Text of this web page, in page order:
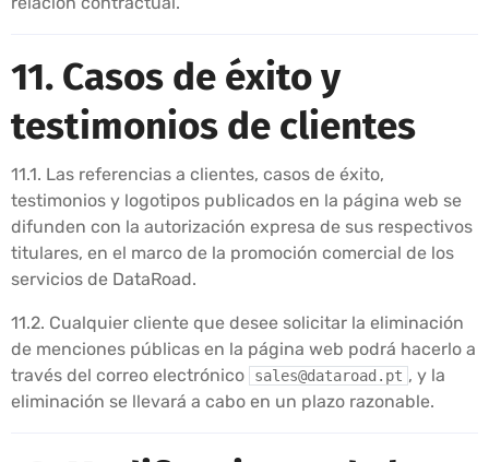
11. Casos de éxito y
testimonios de clientes
11.1. Las referencias a clientes, casos de éxito,
testimonios y logotipos publicados en la página web se
difunden con la autorización expresa de sus respectivos
titulares, en el marco de la promoción comercial de los
servicios de DataRoad.
11.2. Cualquier cliente que desee solicitar la eliminación
de menciones públicas en la página web podrá hacerlo a
través del correo electrónico
sales@dataroad.pt , y la
eliminación se llevará a cabo en un plazo razonable.